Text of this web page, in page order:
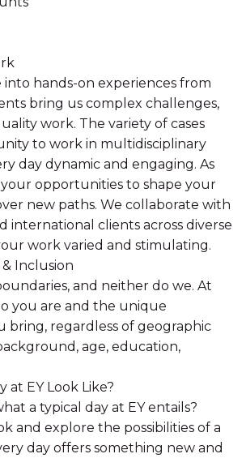
into hands-on experiences from
bring us complex challenges,
work. The variety of cases
to work in multidisciplinary
day dynamic and engaging. As
opportunities to shape your
new paths. We collaborate with
international clients across diverse
work varied and stimulating.
& Inclusion
and neither do we. At
you are and the unique
bring, regardless of geographic
age, education,
at EY Look Like?
a typical day at EY entails?
and explore the possibilities of a
day offers something new and